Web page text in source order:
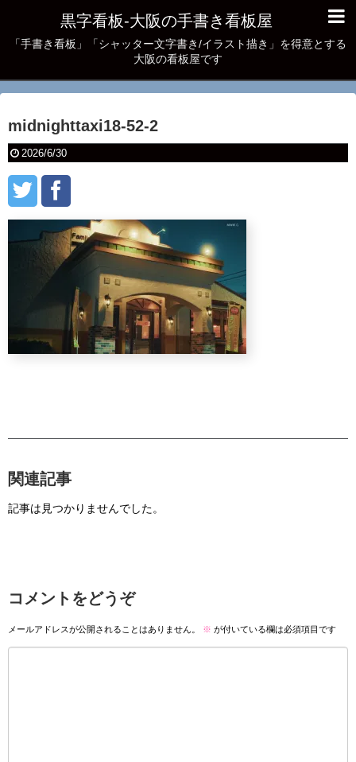
黒字看板‐大阪の手書き看板屋
「手書き看板」「シャッター文字書き/イラスト描き」を得意とする
大阪の看板屋です
midnighttaxi18-52-2
2026/6/30
関連記事
記事は見つかりませんでした。
コメントをどうぞ
メールアドレスが公開されることはありません。 ※ が付いている欄は必須項目です